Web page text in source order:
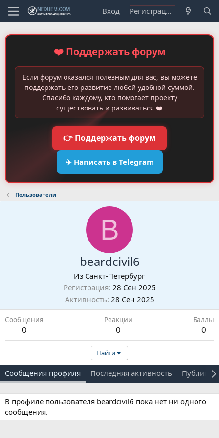
Вход Регистрация
❤️ Поддержать форум
Если форум оказался полезным для вас, вы можете
поддержать его развитие любой удобной суммой.
Спасибо каждому, кто помогает проекту
существовать и развиваться ❤️
👉 Поддержать форум
✈️ Написать в Telegram
Пользователи
B
beardcivil6
Из Санкт-Петербург
Регистрация 28 Сен 2025
Активность 28 Сен 2025
Сообщения
0
Реакции
0
Баллы
0
Найти
Сообщения профиля Последняя активность
В профиле пользователя beardcivil6 пока нет ни одного
сообщения.